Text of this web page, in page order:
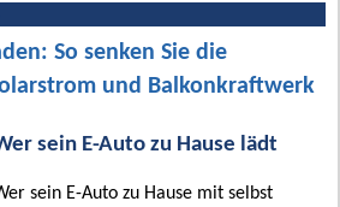
So senken Sie die
und Balkonkraftwerk
sein E-Auto zu Hause lädt
sein E-Auto zu Hause mit selbst